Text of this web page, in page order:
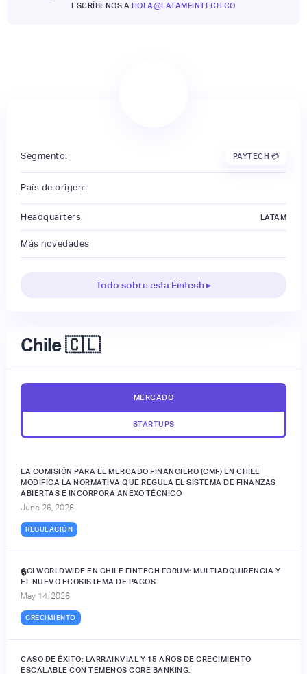
ESCRÍBENOS A HOLA@LATAMFINTECH.CO
Segmento: PAYTECH 💳
País de origen:
Headquarters: LATAM
Más novedades
Todo sobre esta Fintech ▸
Chile 🇨🇱
MERCADO
STARTUPS
LA COMISIÓN PARA EL MERCADO FINANCIERO (CMF) EN CHILE
MODIFICA LA NORMATIVA QUE REGULA EL SISTEMA DE FINANZAS
ABIERTAS E INCORPORA ANEXO TÉCNICO
June 26, 2026
REGULACIÓN
ACI WORLDWIDE EN CHILE FINTECH FORUM: MULTIADQUIRENCIA Y
EL NUEVO ECOSISTEMA DE PAGOS
May 14, 2026
CRECIMIENTO
🔒
CASO DE ÉXITO: LARRAINVIAL Y 15 AÑOS DE CRECIMIENTO
ESCALABLE CON TEMENOS CORE BANKING.